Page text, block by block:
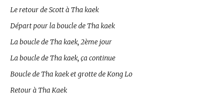
Le retour de Scott à Tha kaek
Départ pour la boucle de Tha kaek
La boucle de Tha kaek, 2ème jour
La boucle de Tha kaek, ça continue
Boucle de Tha kaek et grotte de Kong Lo
Retour à Tha Kaek